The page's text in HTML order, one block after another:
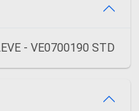
- VE0700190 STD